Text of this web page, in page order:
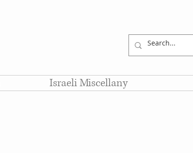
Israeli Miscellany